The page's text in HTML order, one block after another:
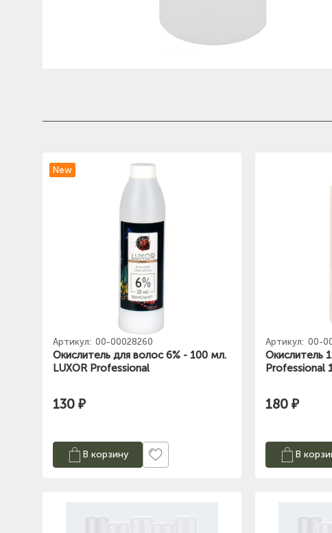
New
Артикул: 00-00028260
Окислитель для волос 6% - 100 мл.
LUXOR Professional
130 ₽
В корзину
Артикул: 00-
Окислитель
Professional
180 ₽
В